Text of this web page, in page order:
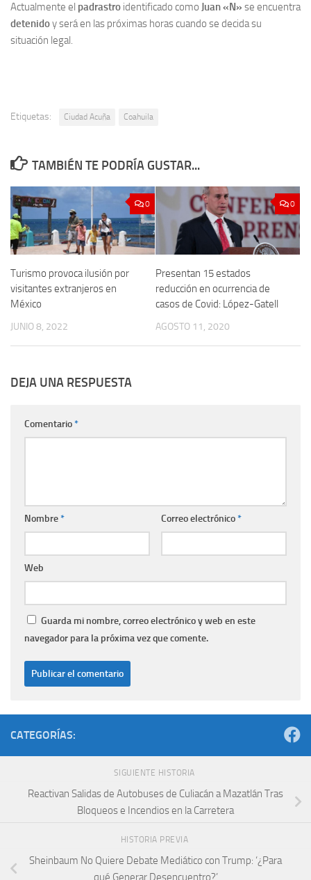
Actualmente el padrastro identificado como Juan «N» se encuentra
detenidoy será en las próximas horas cuando se decida su
situación legal.
Etiquetas: Ciudad Acuña Coahuila
TAMBIÉN TE PODRÍA GUSTAR...
0
Turismo provoca ilusión por
visitantes extranjeros en
México
JUNIO 8, 2022
0
Presentan 15 estados
reducción en ocurrencia de
casos de Covid: López-Gatell
AGOSTO 11, 2020
DEJA UNA RESPUESTA
Comentario*
Nombre* Correo electrónico*
Web
Guarda mi nombre, correo electrónico y web en este
navegador para la próxima vez que comente.
CATEGORÍAS:
SIGUIENTE HISTORIA
Reactivan Salidas de Autobuses de Culiacán a Mazatlán Tras
Bloqueos e Incendios en la Carretera
HISTORIA PREVIA
Sheinbaum No Quiere Debate Mediático con Trump: ‘¿Para
qué Generar Desencuentro?’